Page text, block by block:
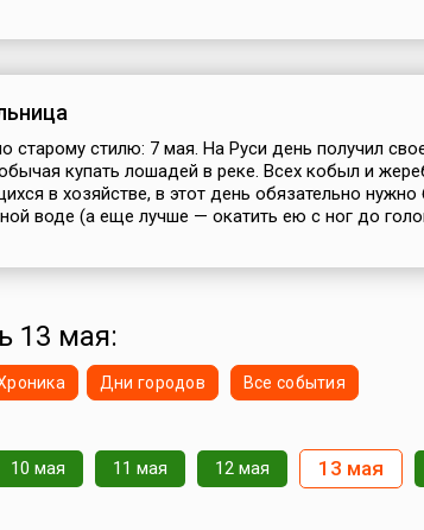
старому стилю: 7 мая. На Руси день получил
купать лошадей в реке. Всех кобыл и
в хозяйстве, в этот день обязательно нужно
воде (а еще лучше — окатить ею с ног до
13 мая:
Дни городов Все события
10 мая 11 мая 12 мая 13 мая